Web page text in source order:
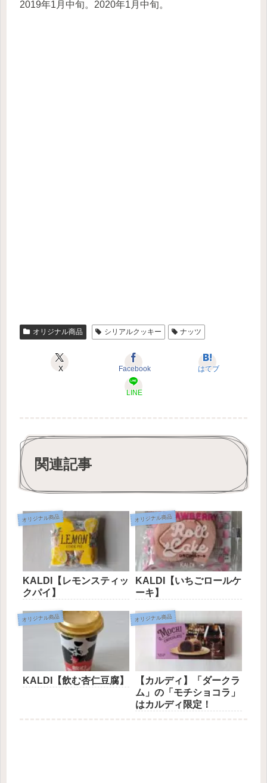
2019年1月中旬。2020年1月中旬。
オリジナル商品 シリアルクッキー ナッツ
X Facebook はてブ
LINE
関連記事
オリジナル商品
KALDI【レモンスティッ
クパイ】
オリジナル商品
KALDI【いちごロールケ
ーキ】
オリジナル商品
KALDI【飲む杏仁豆腐】
オリジナル商品
【カルディ】「ダークラ
ム」の「モチショコラ」
はカルディ限定！